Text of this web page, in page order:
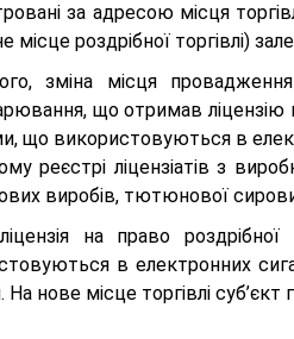
за адресою місця
місце роздрібної торгівлі)
зміна місця
що отримав
що використовуються в
реєстрі ліцензіатів з
виробів, тютюнової
на право
в електронних
На нове місце торгівлі